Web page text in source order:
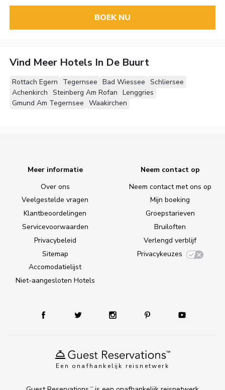
BOEK NU
Vind Meer Hotels In De Buurt
Rottach Egern Tegernsee Bad Wiessee Schliersee
Achenkirch Steinberg Am Rofan Lenggries
Gmund Am Tegernsee Waakirchen
Een onafhankelijk reisnetwerk
Meer informatie
Over ons
Veelgestelde vragen
Klantbeoordelingen
Servicevoorwaarden
Privacybeleid
Sitemap
Accomodatielijst
Niet-aangesloten Hotels
Neem contact op
Neem contact met ons op
Mijn boeking
Groepstarieven
Bruiloften
Verlengd verblijf
Privacykeuzes
TM